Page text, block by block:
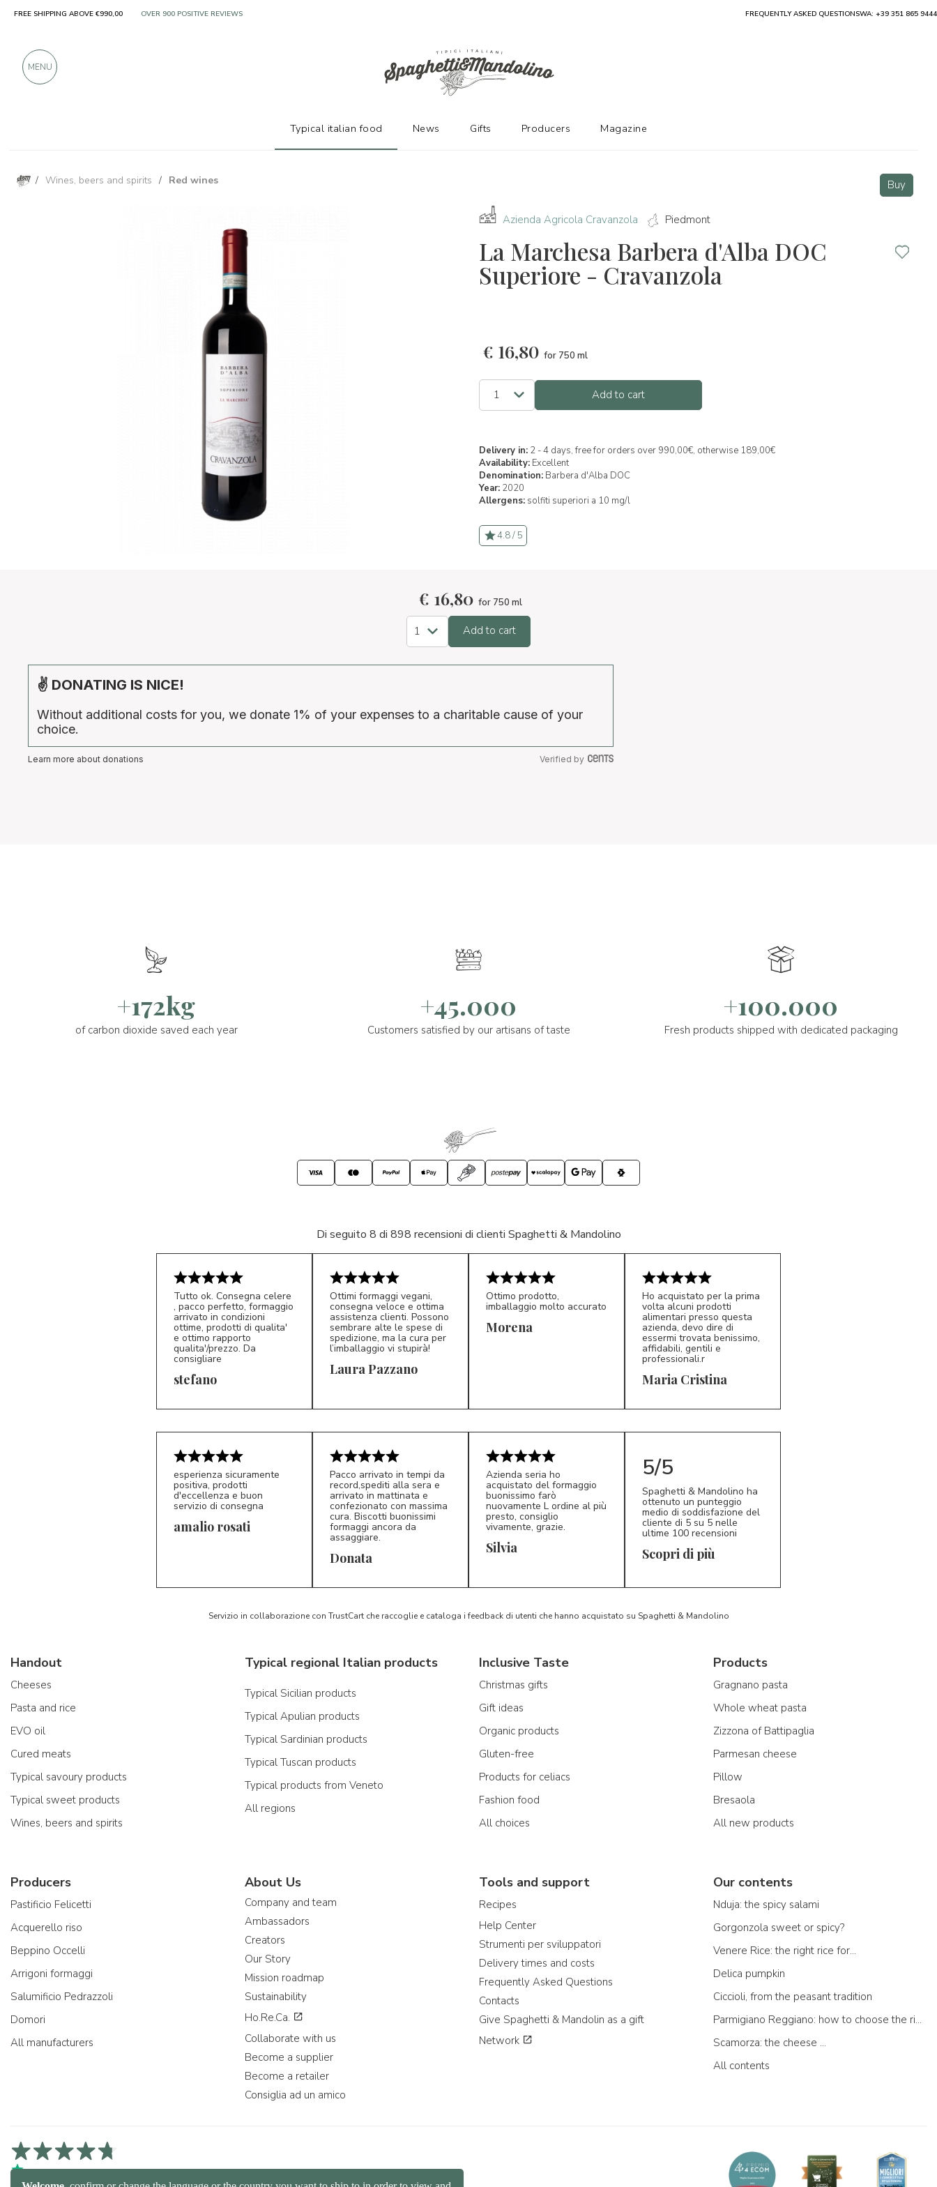
/ Wines, beers and spirits / Red wines Buy
Azienda Agricola Cravanzola Piedmont
La Marchesa Barbera d'Alba DOC
Superiore - Cravanzola
€ 16,80 for 750 ml
Add to cart
Delivery in: 2 - 4 days, free for orders over 990,00€, otherwise 189,00€
Availability: Excellent
Denomination: Barbera d'Alba DOC
Year: 2020
Allergens: solfiti superiori a 10 mg/l
4.8 / 5
€ 16,80 for 750 ml
Add to cart
✌ DONATING IS NICE!
Without additional costs for you, we donate 1% of your expenses to a charitable cause of your
choice.
Learn more about donations Verified by
+172kg
of carbon dioxide saved each year
+45.000
Customers satisfied by our artisans of taste
+100.000
Fresh products shipped with dedicated packaging
Di seguito 8 di 898 recensioni di clienti Spaghetti & Mandolino
S*
Tutto ok. Consegna celere
, pacco perfetto, formaggio
arrivato in condizioni
ottime, prodotti di qualita'
e ottimo rapporto
qualita'/prezzo. Da
consigliare
stefano LP 5/5
Ottimi formaggi vegani,
consegna veloce e ottima
assistenza clienti. Possono
sembrare alte le spese di
spedizione, ma la cura per
l’imballaggio vi stupirà!
Laura Pazzano
Ottimo prodotto,
imballaggio molto accurato
Morena
MC 5/5
Ho acquistato per la prima
volta alcuni prodotti
alimentari presso questa
azienda, devo dire di
essermi trovata benissimo,
affidabili, gentili e
professionali.r
Maria Cristina
esperienza sicuramente
positiva, prodotti
d'eccellenza e buon
servizio di consegna
amalio rosati
D*
Pacco arrivato in tempi da
record,spediti alla sera e
arrivato in mattinata e
confezionato con massima
cura. Biscotti buonissimi
formaggi ancora da
assaggiare.
Donata S*
Azienda seria ho
acquistato del formaggio
buonissimo farò
nuovamente L ordine al più
presto, consiglio
vivamente, grazie.
Silvia
5/5
Spaghetti & Mandolino ha
ottenuto un punteggio
medio di soddisfazione del
cliente di 5 su 5 nelle
ultime 100 recensioni
Scopri di più
Servizio in collaborazione con TrustCart che raccoglie e cataloga i feedback di utenti che hanno acquistato su Spaghetti & Mandolino
Handout
Cheeses
Pasta and rice
EVO oil
Cured meats
Typical savoury products
Typical sweet products
Wines, beers and spirits
Typical regional Italian products
Typical Sicilian products
Typical Apulian products
Typical Sardinian products
Typical Tuscan products
Typical products from Veneto
All regions
Inclusive Taste
Christmas gifts
Gift ideas
Organic products
Gluten-free
Products for celiacs
Fashion food
All choices
Products
Gragnano pasta
Whole wheat pasta
Zizzona of Battipaglia
Parmesan cheese
Pillow
Bresaola
All new products
Producers
Pastificio Felicetti
Acquerello riso
Beppino Occelli
Arrigoni formaggi
Salumificio Pedrazzoli
Domori
All manufacturers
About Us
Company and team
Ambassadors
Creators
Our Story
Mission roadmap
Sustainability
Ho.Re.Ca.
Collaborate with us
Become a supplier
Become a retailer
Consiglia ad un amico
Tools and support
Recipes
Help Center
Strumenti per sviluppatori
Delivery times and costs
Frequently Asked Questions
Contacts
Give Spaghetti & Mandolin as a gift
Network
Our contents
Nduja: the spicy salami
Gorgonzola sweet or spicy?
Venere Rice: the right rice for...
Delica pumpkin
Ciccioli, from the peasant tradition
Parmigiano Reggiano: how to choose the right one
Scamorza: the cheese ...
All contents
4,7/5 on Trustpilot
FREE SHIPPING ABOVE €990,00 ONLY PRODUCTS FROM EXCELLENT MANUFACTURERS FREQUENTLY ASKED QUESTIONSWA: +39 351 865 9444
MENU
Typical italian food News Gifts Producers Magazine